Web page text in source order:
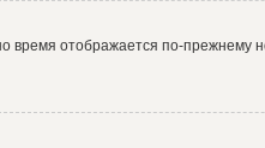
время отображается по-прежнему